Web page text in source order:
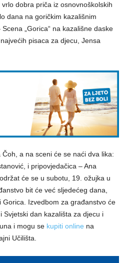
dobra priča iz osnovnoškolskih
dana na goričkim kazališnim
„Gorica“ na kazališne daske
pisaca za djecu, Jensa
a na sceni će se naći dva lika:
i pripovjedačica – Ana
će se u subotu, 19. ožujka u
bit će već sljedećeg dana,
Izvedbom za građanstvo će
Svjetski dan kazališta za djecu i
i mogu se kupiti online na
Učilišta.